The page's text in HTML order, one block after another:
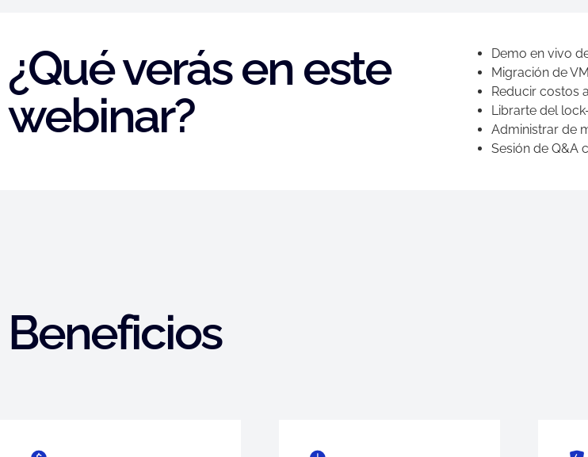
¿Qué verás en este
webinar?
Demo en vivo
Migración de VM
Reducir costos
Librarte del
Administrar de
Sesión de Q&A
Beneficios